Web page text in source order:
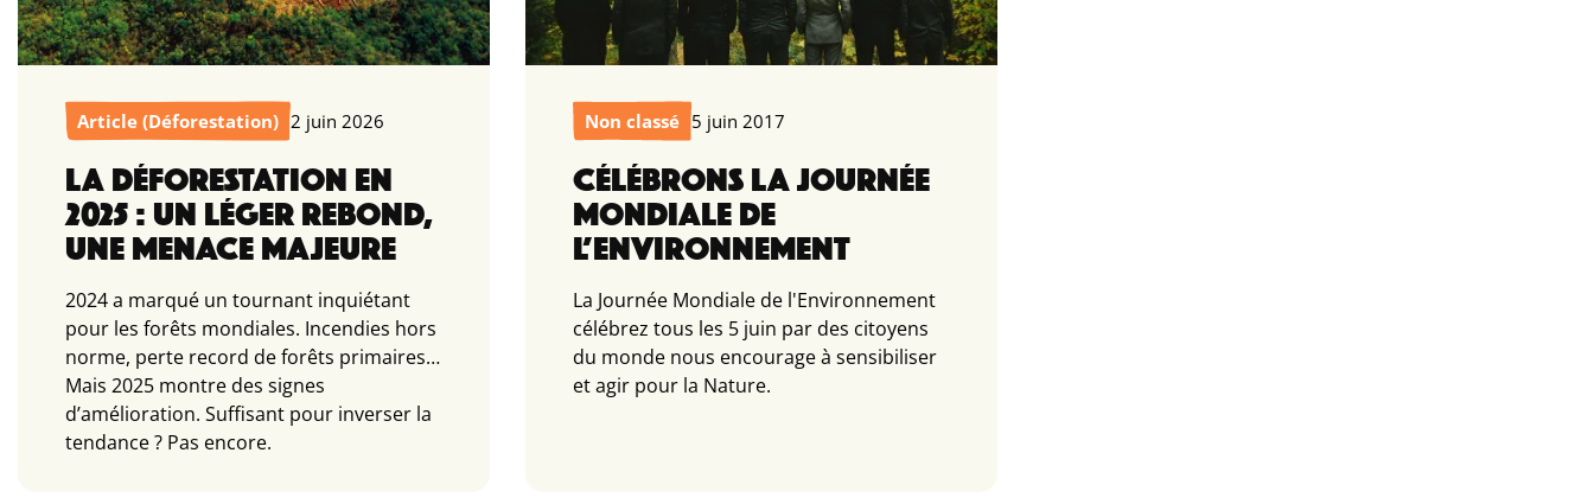
Article (Déforestation) 2 juin 2026
LA DÉFORESTATION EN
2025 : UN LÉGER REBOND,
UNE MENACE MAJEURE
2024 a marqué un tournant inquiétant
pour les forêts mondiales. Incendies hors
norme, perte record de forêts primaires…
Mais 2025 montre des signes
d’amélioration. Suffisant pour inverser la
tendance ? Pas encore.
Non classé 5 juin 2017
CÉLÉBRONS LA JOURNÉE
MONDIALE DE
L’ENVIRONNEMENT
La Journée Mondiale de l'Environnement
célébrez tous les 5 juin par des citoyens
du monde nous encourage à sensibiliser
et agir pour la Nature.